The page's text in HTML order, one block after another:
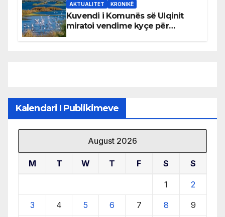
AKTUALITET KRONIKË
Kuvendi i Komunës së Ulqinit
miratoi vendime kyçe për
Kalendari I Publikimeve
August 2026
M T W T F S S
1 2
3 4 5 6 7 8 9